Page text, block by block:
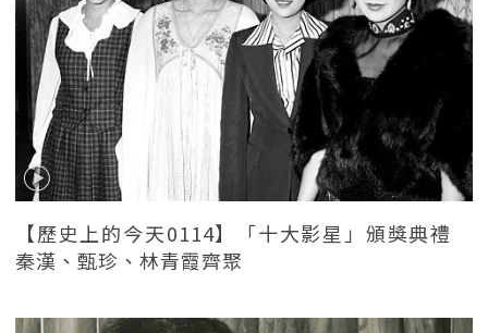
【歷史上的今天0114】「十大影星」頒獎典禮
秦漢、甄珍、林青霞齊聚